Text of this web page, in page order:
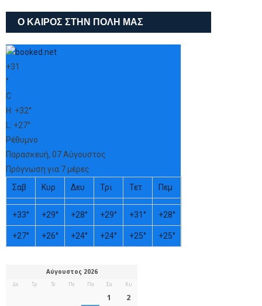
Ο ΚΑΙΡΌΣ ΣΤΗΝ ΠΌΛΗ ΜΑΣ
+31
°
C
H: +32°
L: +27°
Ρέθυμνο
Παρασκευή, 07 Αύγουστος
Πρόγνωση για 7 μέρες
Σαβ
Κυρ Δευ Τρι Τετ Πεμ
+33° +29° +28° +29° +31° +28°
+27° +26° +24° +24° +25° +25°